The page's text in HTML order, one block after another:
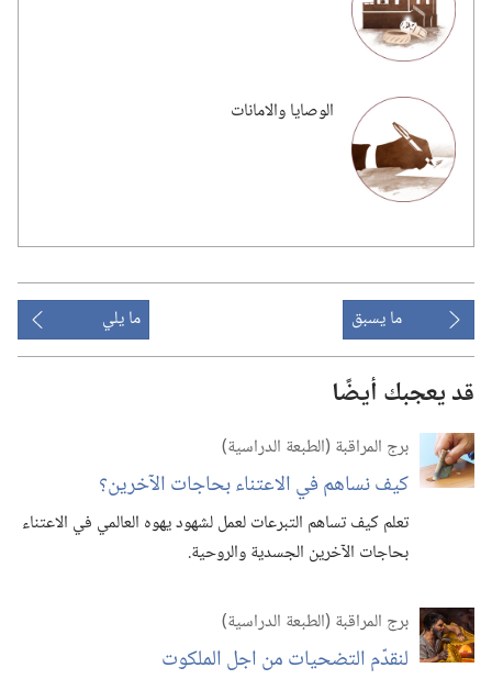
الوصايا والامانات
ما يسبق ما يلي
قد يعجبك أيضًا
برج المراقبة (‏الطبعة الدراسية)‏
كيف نساهم في الاعتناء بحاجات الآخرين؟‏
تعلم كيف تساهم التبرعات لعمل لشهود يهوه العالمي في الاعتناء
بحاجات الآخرين الجسدية والروحية.‏
برج المراقبة (‏الطبعة الدراسية)‏
لنقدّم التضحيات من اجل الملكوت